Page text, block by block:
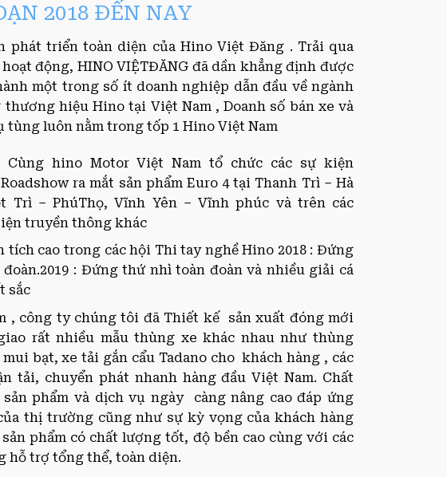
2018 ĐẾN NAY
phát triển toàn diện của Hino Việt Đăng . Trải qua
hoạt động, HINO VIỆTĐĂNG đã dần khẳng định được
một trong số ít doanh nghiệp dẫn đầu về ngành
thương hiệu Hino tại Việt Nam , Doanh số bán xe và
tùng luôn nằm trong tốp 1 Hino Việt Nam
Cùng hino Motor Việt Nam tổ chức các sự kiện
ra mắt sản phẩm Euro 4 tại Thanh Trì – Hà
Trì – PhúThọ, Vĩnh Yên – Vĩnh phúc và trên các
truyền thông khác
tích cao trong các hội Thi tay nghề Hino 2018 : Đứng
đoàn.2019 : Đứng thứ nhì toàn đoàn và nhiều giải cá
sắc
, công ty chúng tôi đã Thiết kế sản xuất đóng mới
rất nhiều mẫu thùng xe khác nhau như thùng
bạt, xe tải gắn cẩu Tadano cho khách hàng , các
tải, chuyển phát nhanh hàng đầu Việt Nam. Chất
phẩm và dịch vụ ngày càng nâng cao đáp ứng
thị trường cũng như sự kỳ vọng của khách hàng
sản phẩm có chất lượng tốt, độ bền cao cùng với các
hỗ trợ tổng thể, toàn diện.